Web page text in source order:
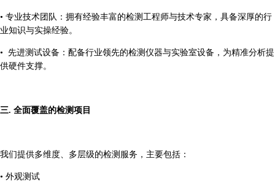
• 专业技术团队：拥有经验丰富的检测工程师与技术专家，具备深厚的行
业知识与实操经验。
• 先进测试设备：配备行业领先的检测仪器与实验室设备，为精准分析提
供硬件支撑。
三. 全面覆盖的检测项目
我们提供多维度、多层级的检测服务，主要包括：
• 外观测试